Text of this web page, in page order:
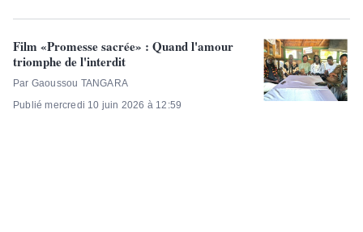
Film «Promesse sacrée» : Quand l'amour
triomphe de l'interdit
Par Gaoussou TANGARA
Publié mercredi 10 juin 2026 à 12:59